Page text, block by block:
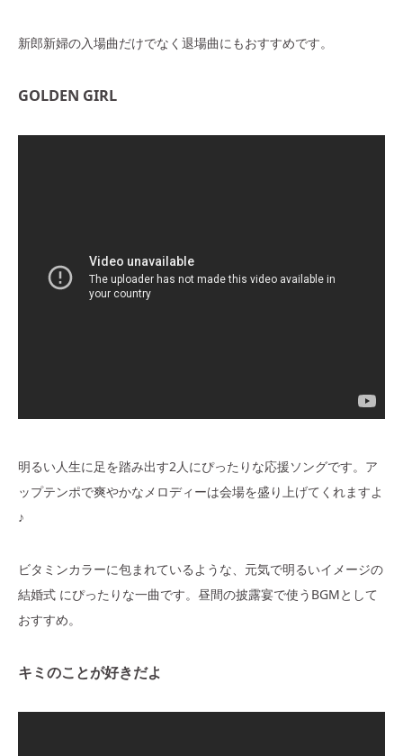
新郎新婦の入場曲だけでなく退場曲にもおすすめです。
GOLDEN GIRL
明るい人生に足を踏み出す2人にぴったりな応援ソングです。ア
ップテンポで爽やかなメロディーは会場を盛り上げてくれますよ
♪
ビタミンカラーに包まれているような、元気で明るいイメージの
結婚式 にぴったりな一曲です。昼間の披露宴で使うBGMとして
おすすめ。
キミのことが好きだよ